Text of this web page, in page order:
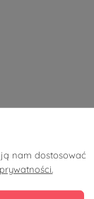
nam dostosować